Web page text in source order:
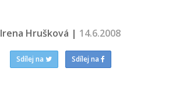
Irena Hrušková | 14.6.2008
Sdílej na Sdílej na